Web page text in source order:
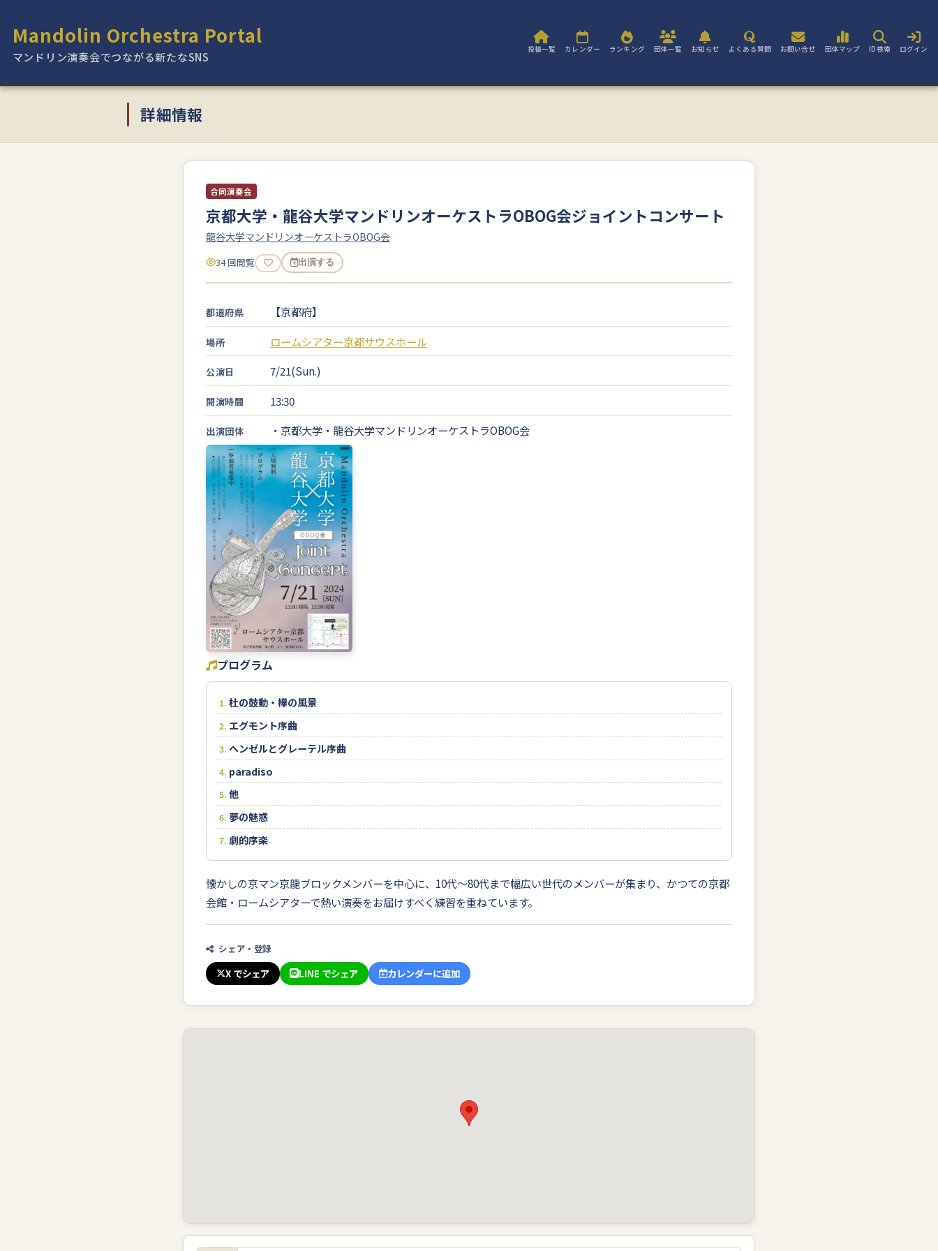
Mandolin Orchestra Portal
マンドリン演奏会でつながる新たなSNS
投稿一覧 カレンダー ランキング 団体一覧 お知らせ よくある質問 お問い合せ 団体マップ ID検索 ログイン
詳細情報
合同演奏会
京都大学・龍谷大学マンドリンオーケストラOBOG会ジョイントコンサート
龍谷大学マンドリンオーケストラOBOG会
34 回閲覧 出演する
都道府県 【京都府】
場所 ロームシアター京都サウスホール
公演日 7/21(Sun.)
開演時間 13:30
出演団体 ・京都大学・龍谷大学マンドリンオーケストラOBOG会
プログラム
杜の鼓動・欅の風景
エグモント序曲
ヘンゼルとグレーテル序曲
paradiso
他
夢の魅惑
劇的序楽
懐かしの京マン京龍ブロックメンバーを中心に、10代〜80代まで幅広い世代のメンバーが集まり、かつての京都
会館・ロームシアターで熱い演奏をお届けすべく練習を重ねています。
シェア・登録
X でシェア LINE でシェア カレンダーに追加